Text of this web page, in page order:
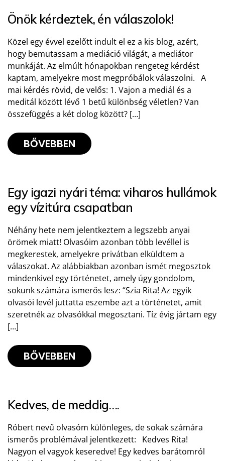
Önök kérdeztek, én válaszolok!
Közel egy évvel ezelőtt indult el ez a kis blog, azért,
hogy bemutassam a mediáció világát, a mediátor
munkáját. Az elmúlt hónapokban rengeteg kérdést
kaptam, amelyekre most megpróbálok válaszolni. A
mai kérdés rövid, de velős: 1. Vajon a mediál és a
meditál között lévő 1 betű különbség véletlen? Van
összefüggés a két dolog között? […]
BŐVEBBEN
Egy igazi nyári téma: viharos hullámok
egy vízitúra csapatban
Néhány hete nem jelentkeztem a legszebb anyai
örömek miatt! Olvasóim azonban több levéllel is
megkerestek, amelyekre privátban elküldtem a
válaszokat. Az alábbiakban azonban ismét megosztok
mindenkivel egy történetet, amely úgy gondolom,
sokunk számára ismerős lesz: “Szia Rita! Az egyik
olvasói levél juttatta eszembe azt a történetet, amit
szeretnék az olvasókkal megosztani. Tíz évig jártam egy
[…]
BŐVEBBEN
Kedves, de meddig….
Róbert nevű olvasóm különleges, de sokak számára
ismerős problémával jelentkezett: Kedves Rita!
Nagyon el vagyok keseredve! Egy kedves barátomról